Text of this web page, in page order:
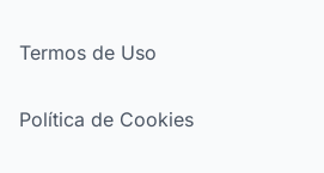
Termos de Uso
Política de Cookies